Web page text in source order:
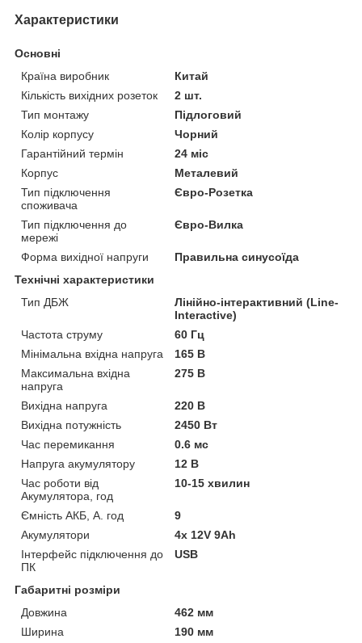
Характеристики
Основні
Країна виробник
Китай
Кількість вихідних розеток
2 шт.
Тип монтажу
Підлоговий
Колір корпусу
Чорний
Гарантійний термін
24 міс
Корпус
Металевий
Тип підключення
споживача
Євро-Розетка
Тип підключення до
мережі
Євро-Вилка
Форма вихідної напруги
Правильна синусоїда
Технічні характеристики
Тип ДБЖ
Лінійно-інтерактивний (Line-
Interactive)
Частота струму
60 Гц
Мінімальна вхідна напруга
165 В
Максимальна вхідна
напруга
275 В
Вихідна напруга
220 В
Вихідна потужність
2450 Вт
Час перемикання
0.6 мс
Напруга акумулятору
12 В
Час роботи від
Акумулятора, год
10-15 хвилин
Ємність АКБ, А. год
9
Акумулятори
4x 12V 9Ah
Інтерфейс підключення до
ПК
USB
Габаритні розміри
Довжина
462 мм
Ширина
190 мм